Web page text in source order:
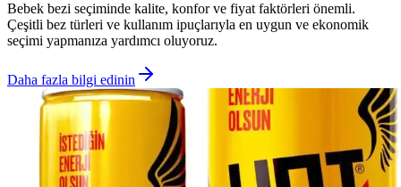
Bebek bezi seçiminde kalite, konfor ve fiyat faktörleri önemli.
Çeşitli bez türleri ve kullanım ipuçlarıyla en uygun ve ekonomik
seçimi yapmanıza yardımcı oluyoruz.
Daha fazla bilgi edinin